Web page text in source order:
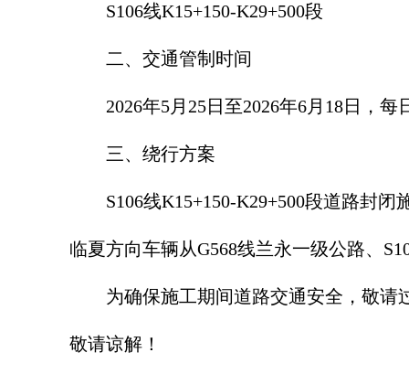
S106线K15+150-K29+500段
二、交通管制时间
2026年5月25日至2026年6月18日，
三、绕行方案
S106线K15+150-K29+500段道路封
临夏方向车辆从G568线兰永一级公路、
为确保施工期间道路交通安全，敬
敬请谅解！